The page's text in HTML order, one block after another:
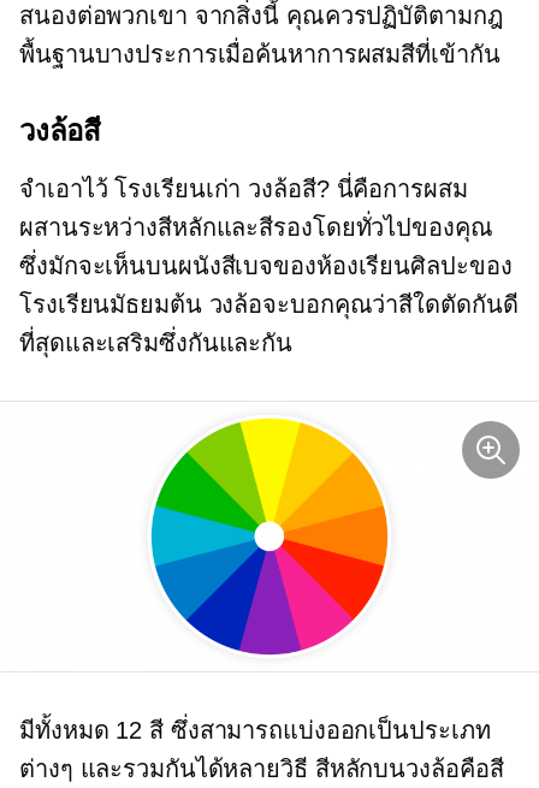
สนองต่อพวกเขา จากสิ่งนี้ คุณควรปฏิบัติตามกฎ
พื้นฐานบางประการเมื่อค้นหาการผสมสีที่เข้ากัน
วงล้อสี
จำเอาไว้โรงเรียนเก่า วงล้อสี? นี่คือการผสม
ผสานระหว่างสีหลักและสีรองโดยทั่วไปของคุณ
ซึ่งมักจะเห็นบนผนังสีเบจของห้องเรียนศิลปะของ
โรงเรียนมัธยมต้น วงล้อจะบอกคุณว่าสีใดตัดกันดี
ที่สุดและเสริมซึ่งกันและกัน
มีทั้งหมด 12 สี ซึ่งสามารถแบ่งออกเป็นประเภท
ต่างๆ และรวมกันได้หลายวิธี สีหลักบนวงล้อคือสี